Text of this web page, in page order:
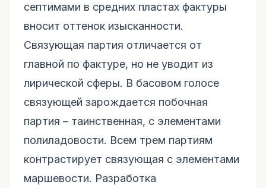
септимами в средних пластах фактуры
вносит оттенок изысканности.
Связующая партия отличается от
главной по фактуре, но не уводит из
лирической сферы. В басовом голосе
связующей зарождается побочная
партия – таинственная, с элементами
полиладовости. Всем трем партиям
контрастирует связующая с элементами
маршевости. Разработка